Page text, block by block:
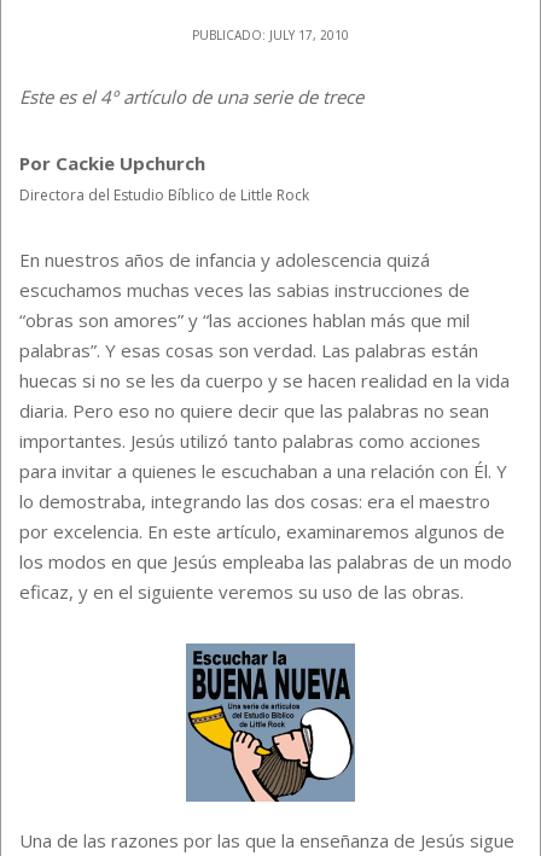
PUBLICADO: JULY 17, 2010
Este es el 4º artículo de una serie de trece
Por Cackie Upchurch
Directora del Estudio Bíblico de Little Rock
En nuestros años de infancia y adolescencia quizá
escuchamos muchas veces las sabias instrucciones de
“obras son amores” y “las acciones hablan más que mil
palabras”. Y esas cosas son verdad. Las palabras están
huecas si no se les da cuerpo y se hacen realidad en la vida
diaria. Pero eso no quiere decir que las palabras no sean
importantes. Jesús utilizó tanto palabras como acciones
para invitar a quienes le escuchaban a una relación con Él. Y
lo demostraba, integrando las dos cosas: era el maestro
por excelencia. En este artículo, examinaremos algunos de
los modos en que Jesús empleaba las palabras de un modo
eficaz, y en el siguiente veremos su uso de las obras.
Una de las razones por las que la enseñanza de Jesús sigue